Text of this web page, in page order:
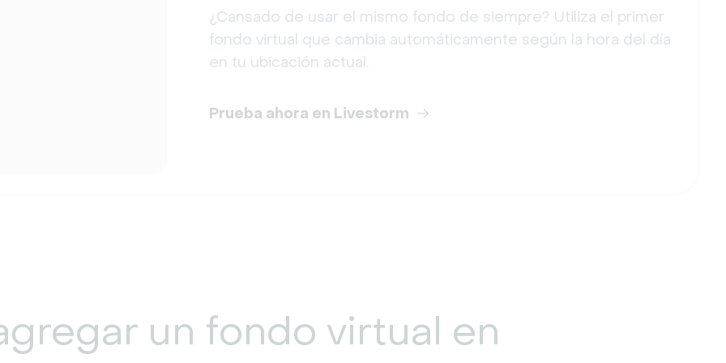
¿Cansado de usar el mismo fondo de siempre? Utiliza el primer
fondo virtual que cambia automáticamente según la hora del día
en tu ubicación actual.
Prueba ahora en Livestorm
un fondo virtual en